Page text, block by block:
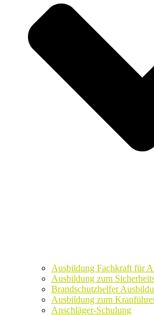
Ausbildung Fachkraft für
Ausbildung zum
Brandschutzhelfer
Ausbildung zum
Anschläger-Schulung